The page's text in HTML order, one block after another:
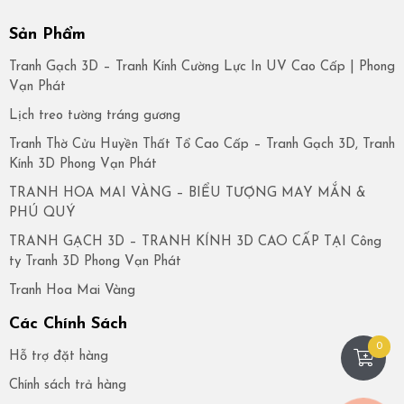
Sản Phẩm
Tranh Gạch 3D – Tranh Kính Cường Lực In UV Cao Cấp | Phong
Vạn Phát
Lịch treo tường tráng gương
Tranh Thờ Cửu Huyền Thất Tổ Cao Cấp – Tranh Gạch 3D, Tranh
Kính 3D Phong Vạn Phát
TRANH HOA MAI VÀNG – BIỂU TƯỢNG MAY MẮN &
PHÚ QUÝ
TRANH GẠCH 3D – TRANH KÍNH 3D CAO CẤP TẠI Công
ty Tranh 3D Phong Vạn Phát
Tranh Hoa Mai Vàng
Các Chính Sách
Hỗ trợ đặt hàng
Chính sách trả hàng
0